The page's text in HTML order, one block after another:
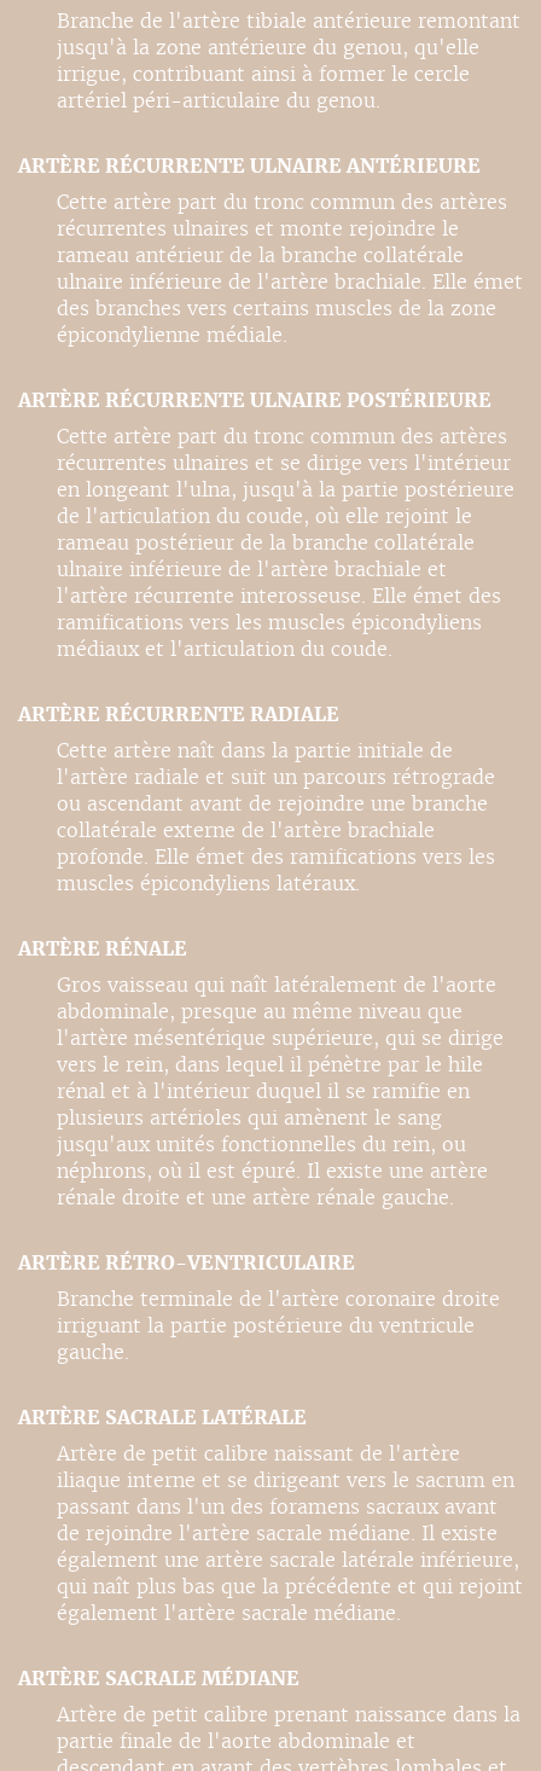
Branche de l'artère tibiale antérieure remontant
jusqu'à la zone antérieure du genou, qu'elle
irrigue, contribuant ainsi à former le cercle
artériel péri-articulaire du genou.
ARTÈRE RÉCURRENTE ULNAIRE ANTÉRIEURE
Cette artère part du tronc commun des artères
récurrentes ulnaires et monte rejoindre le
rameau antérieur de la branche collatérale
ulnaire inférieure de l'artère brachiale. Elle émet
des branches vers certains muscles de la zone
épicondylienne médiale.
ARTÈRE RÉCURRENTE ULNAIRE POSTÉRIEURE
Cette artère part du tronc commun des artères
récurrentes ulnaires et se dirige vers l'intérieur
en longeant l'ulna, jusqu'à la partie postérieure
de l'articulation du coude, où elle rejoint le
rameau postérieur de la branche collatérale
ulnaire inférieure de l'artère brachiale et
l'artère récurrente interosseuse. Elle émet des
ramifications vers les muscles épicondyliens
médiaux et l'articulation du coude.
ARTÈRE RÉCURRENTE RADIALE
Cette artère naît dans la partie initiale de
l'artère radiale et suit un parcours rétrograde
ou ascendant avant de rejoindre une branche
collatérale externe de l'artère brachiale
profonde. Elle émet des ramifications vers les
muscles épicondyliens latéraux.
ARTÈRE RÉNALE
Gros vaisseau qui naît latéralement de l'aorte
abdominale, presque au même niveau que
l'artère mésentérique supérieure, qui se dirige
vers le rein, dans lequel il pénètre par le hile
rénal et à l'intérieur duquel il se ramifie en
plusieurs artérioles qui amènent le sang
jusqu'aux unités fonctionnelles du rein, ou
néphrons, où il est épuré. Il existe une artère
rénale droite et une artère rénale gauche.
ARTÈRE RÉTRO-VENTRICULAIRE
Branche terminale de l'artère coronaire droite
irriguant la partie postérieure du ventricule
gauche.
ARTÈRE SACRALE LATÉRALE
Artère de petit calibre naissant de l'artère
iliaque interne et se dirigeant vers le sacrum en
passant dans l'un des foramens sacraux avant
de rejoindre l'artère sacrale médiane. Il existe
également une artère sacrale latérale inférieure,
qui naît plus bas que la précédente et qui rejoint
également l'artère sacrale médiane.
ARTÈRE SACRALE MÉDIANE
Artère de petit calibre prenant naissance dans la
partie finale de l'aorte abdominale et